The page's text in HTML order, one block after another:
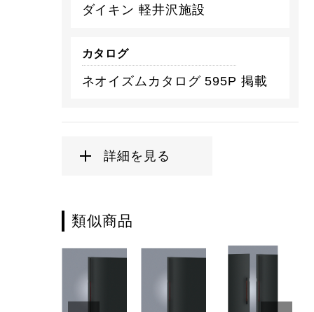
ダイキン 軽井沢施設
カタログ
ネオイズムカタログ 595P 掲載
詳細を見る
類似商品